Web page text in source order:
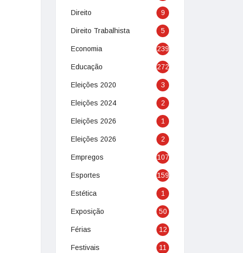
Direito 9
Direito Trabalhista 5
Economia 239
Educação 272
Eleições 2020 3
Eleições 2024 2
Eleições 2026 1
Eleições 2026 2
Empregos 107
Esportes 159
Estética 1
Exposição 50
Férias 12
Festivais 11